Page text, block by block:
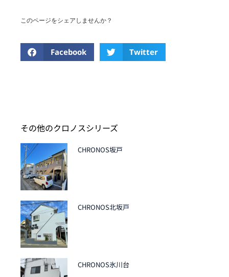
このページをシェアしませんか？
Facebook Twitter
その他のクロノスシリーズ
CHRONOS坂戸
CHRONOS北坂戸
CHRONOS氷川台